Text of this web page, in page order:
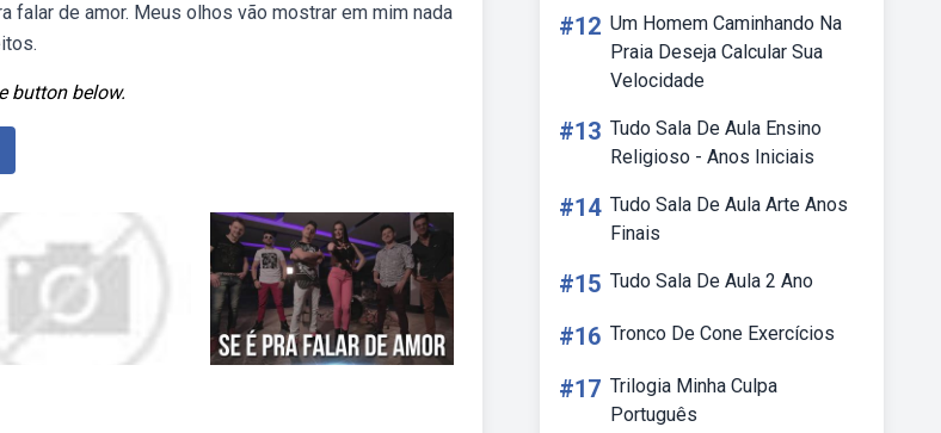
de amor. Meus olhos vão mostrar em mim nada
button below.
#12 Um Homem Caminhando Na
Praia Deseja Calcular Sua
Velocidade
#13 Tudo Sala De Aula Ensino
Religioso - Anos Iniciais
#14 Tudo Sala De Aula Arte Anos
Finais
#15 Tudo Sala De Aula 2 Ano
#16 Tronco De Cone Exercícios
#17 Trilogia Minha Culpa
Português